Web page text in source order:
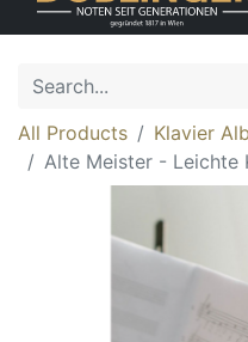
All Products
Klavier
Alte Meister - Leichte